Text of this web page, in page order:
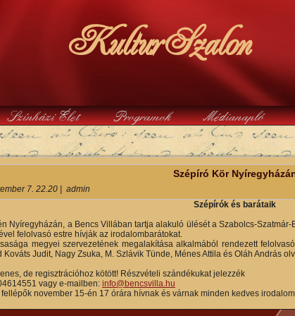
KulturSzalon
Színházi Élet Programok Médianapló
Szépíró Kör
7. 22.20
admin
Szépírók és barátaik
Nyíregyházán, a Bencs Villában tartja alakuló ülését a Szabolcs-
felolvasó estre hívják az irodalombarátokat.
megyei szervezetének megalakítása alkalmából rendezett
Kováts Judit, Nagy Zsuka, M. Szlávik Tünde, Ménes Attila és Oláh András
de regisztrációhoz kötött! Részvételi szándékukat jelezzék
vagy e-mailben: info@bencsvilla.hu
fellépők november 15-én 17 órára hívnak és várnak minden kedves